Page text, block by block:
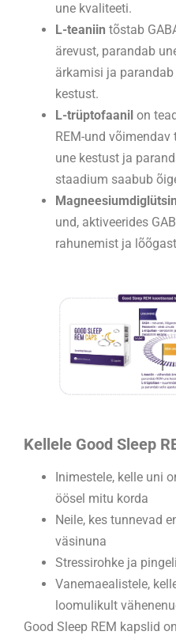
une kvaliteeti.
L-teaniin tõstab
ärevust, parandab
ärkamisi ja
kestust.
L-trüptofaanil on
REM-und võimendav
une kestust ja
staadium saabub
und, aktiveerides
rahunemist ja
Kellele Good Sleep
Inimestele, kelle uni
öösel mitu korda
Neile, kes tunnevad
väsinuna
Stressirohke ja
Vanemaealistele,
loomulikult
Good Sleep REM kapslid